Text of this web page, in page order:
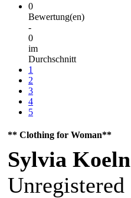
0
Bewertung(en)
-
0
im
Durchschnitt
1
2
3
4
5
** Clothing for Woman**
Sylvia Koeln
Unregistered